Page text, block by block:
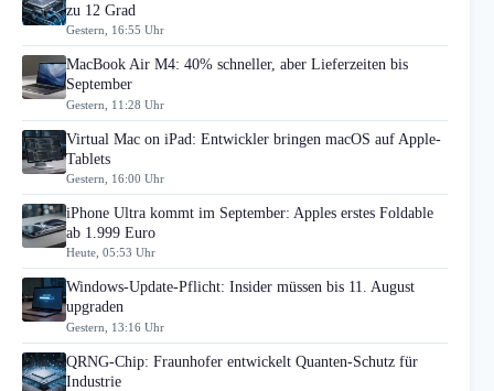
zu 12 Grad
Gestern, 16:55 Uhr
MacBook Air M4: 40% schneller, aber Lieferzeiten bis
September
Gestern, 11:28 Uhr
Virtual Mac on iPad: Entwickler bringen macOS auf Apple-
Tablets
Gestern, 16:00 Uhr
iPhone Ultra kommt im September: Apples erstes Foldable
ab 1.999 Euro
Heute, 05:53 Uhr
Windows-Update-Pflicht: Insider müssen bis 11. August
upgraden
Gestern, 13:16 Uhr
QRNG-Chip: Fraunhofer entwickelt Quanten-Schutz für
Industrie